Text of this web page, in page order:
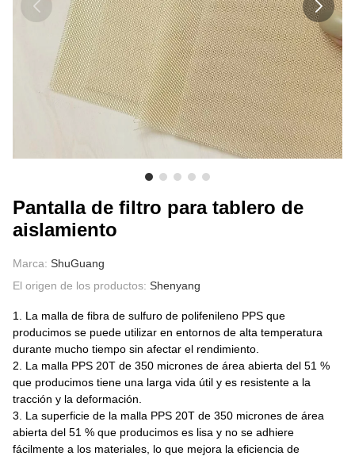
LA FÁBRICA
CONTÁCTENOS
SOBRE NOSOTROS
Pantalla de filtro para tablero de
aislamiento
Marca: ShuGuang
El origen de los productos: Shenyang
1. La malla de fibra de sulfuro de polifenileno PPS que
producimos se puede utilizar en entornos de alta temperatura
durante mucho tiempo sin afectar el rendimiento.
2. La malla PPS 20T de 350 micrones de área abierta del 51 %
que producimos tiene una larga vida útil y es resistente a la
tracción y la deformación.
3. La superficie de la malla PPS 20T de 350 micrones de área
abierta del 51 % que producimos es lisa y no se adhiere
fácilmente a los materiales, lo que mejora la eficiencia de